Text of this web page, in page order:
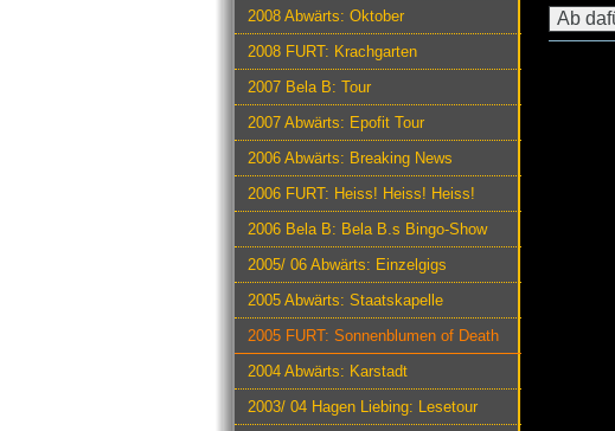
2008 Abwärts: Oktober
2008 FURT: Krachgarten
2007 Bela B: Tour
2007 Abwärts: Epofit Tour
2006 Abwärts: Breaking News
2006 FURT: Heiss! Heiss! Heiss!
2006 Bela B: Bela B.s Bingo-Show
2005/ 06 Abwärts: Einzelgigs
2005 Abwärts: Staatskapelle
2005 FURT: Sonnenblumen of Death
2004 Abwärts: Karstadt
2003/ 04 Hagen Liebing: Lesetour